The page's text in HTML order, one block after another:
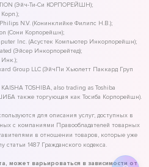
(Эйч-Ти-Си КОРПОРЕЙШН);
N.V. (Конинклийке Филипс Н.В.);
(Сони Корпорейшн);
Inc. (Асустек Компьютер Инкорпорейшн);
(Эйсер Инкорпорейтед);
Инк.);
Group LLC (ЭйчПи Хьюлетт Паккард Груп
TOSHIBA, also trading as Toshiba
также торгующая как Тосиба Корпорейшн).
для описания услуг, доступных в
с компаниями Правообладателей товарных
в отношении товаров, которые уже
1487 Гражданского кодекса.
может варьироваться в зависимости от